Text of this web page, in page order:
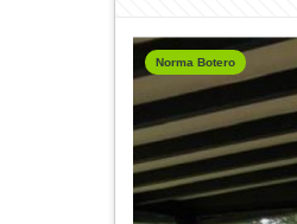
Norma Botero